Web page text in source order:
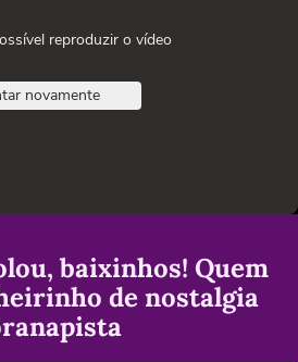
reproduzir o vídeo
novamente
baixinhos! Quem
de nostalgia